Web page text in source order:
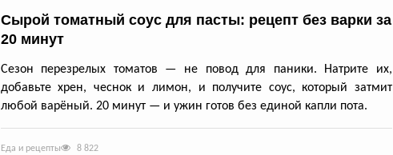
Сырой томатный соус для пасты: рецепт без варки за
20 минут
Сезон перезрелых томатов — не повод для паники. Натрите их,
добавьте хрен, чеснок и лимон, и получите соус, который затмит
любой варёный. 20 минут — и ужин готов без единой капли пота.
Еда и рецепты 8 822